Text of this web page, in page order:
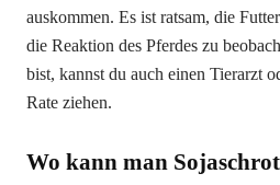
auskommen. Es ist ratsam, die
die Reaktion des Pferdes zu
bist, kannst du auch einen Tierarzt
Rate ziehen.
Wo kann man